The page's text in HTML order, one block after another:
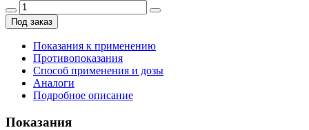
Под заказ
Показания к применению
Противопоказания
Способ применения и дозы
Аналоги
Подробное описание
Показания